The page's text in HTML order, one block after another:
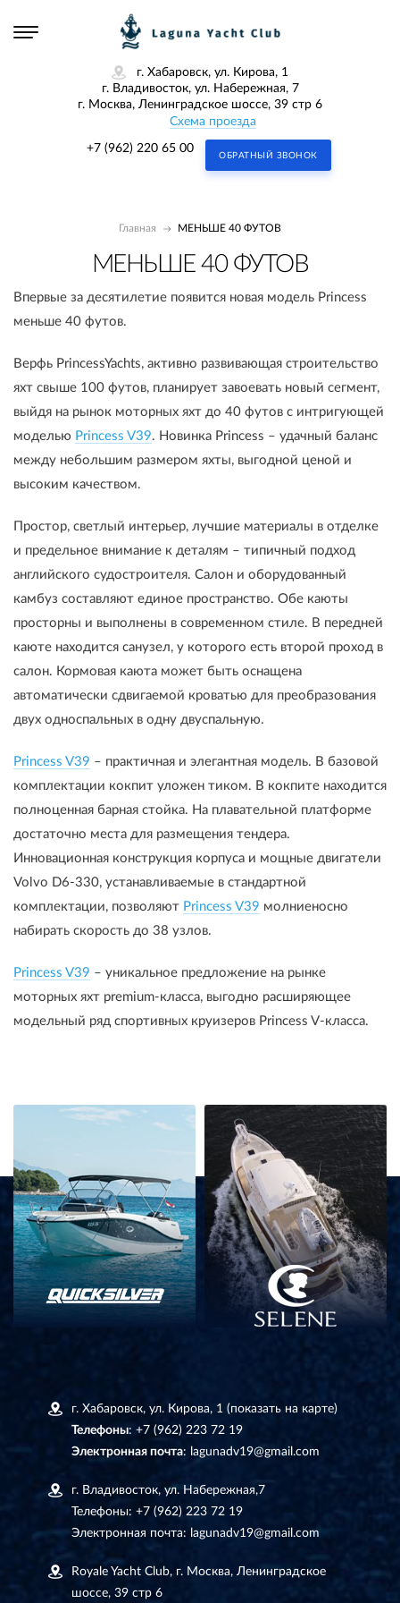
г. Хабаровск, ул. Кирова, 1
г. Владивосток, ул. Набережная, 7
г. Москва, Ленинградское шоссе, 39 стр 6
Схема проезда
+7 (962) 220 65 00
ОБРАТНЫЙ ЗВОНОК
Главная МЕНЬШЕ 40 ФУТОВ
МЕНЬШЕ 40 ФУТОВ
Впервые за десятилетие появится новая модель Princess
меньше 40 футов.
Верфь PrincessYachts, активно развивающая строительство
яхт свыше 100 футов, планирует завоевать новый сегмент,
выйдя на рынок моторных яхт до 40 футов с интригующей
моделью Princess V39. Новинка Princess – удачный баланс
между небольшим размером яхты, выгодной ценой и
высоким качеством.
Простор, светлый интерьер, лучшие материалы в отделке
и предельное внимание к деталям – типичный подход
английского судостроителя. Салон и оборудованный
камбуз составляют единое пространство. Обе каюты
просторны и выполнены в современном стиле. В передней
каюте находится санузел, у которого есть второй проход в
салон. Кормовая каюта может быть оснащена
автоматически сдвигаемой кроватью для преобразования
двух односпальных в одну двуспальную.
Princess V39 – практичная и элегантная модель. В базовой
комплектации кокпит уложен тиком. В кокпите находится
полноценная барная стойка. На плавательной платформе
достаточно места для размещения тендера.
Инновационная конструкция корпуса и мощные двигатели
Volvo D6-330, устанавливаемые в стандартной
комплектации, позволяют Princess V39 молниеносно
набирать скорость до 38 узлов.
Princess V39 – уникальное предложение на рынке
моторных яхт premium-класса, выгодно расширяющее
модельный ряд спортивных круизеров Princess V-класса.
г. Хабаровск, ул. Кирова, 1 (показать на карте)
Телефоны: +7 (962) 223 72 19
Электронная почта: lagunadv19@gmail.com
г. Владивосток, ул. Набережная,7
Телефоны: +7 (962) 223 72 19
Электронная почта: lagunadv19@gmail.com
Royale Yacht Club, г. Москва, Ленинградское
шоссе, 39 стр 6